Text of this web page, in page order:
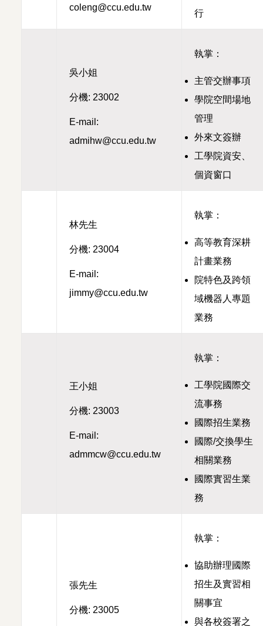
coleng@ccu.edu.tw
行
吳小姐
分機: 23002
E-mail:
admihw@ccu.edu.tw
執掌：
主管交辦事項
學院空間場地
管理
外來文簽辦
工學院資安、
個資窗口
林先生
分機: 23004
E-mail:
jimmy@ccu.edu.tw
執掌：
高等教育深耕
計畫業務
院特色及跨領
域機器人專題
業務
王小姐
分機: 23003
E-mail:
admmcw@ccu.edu.tw
執掌：
工學院國際交
流事務
國際招生業務
國際/交換學生
相關業務
國際實習生業
務
張先生
分機: 23005
執掌：
協助辦理國際
招生及實習相
關事宜
與各校簽署之